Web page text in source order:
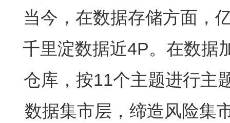
当今，在数据存储方面，
千里淀数据近4P。在数据
仓库，按11个主题进行主
数据集市层，缔造风险集